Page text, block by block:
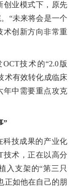
创业模式下，原先
“未来将会是一个
术创新方向非常重
技术的“2.0版
术有效转化成临床
年中需要重点攻克
”
科技成果的产业化
技术，正在以高分
入支架的“第三只
正如他在自己的朋